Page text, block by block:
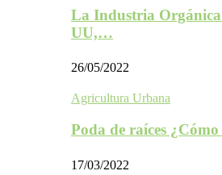
La Industria
UU,…
26/05/2022
Agricultura Urbana
Poda de raíces ¿Cómo
17/03/2022